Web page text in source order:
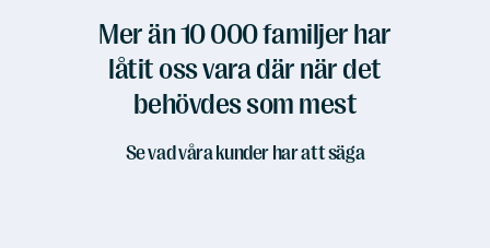
Mer än 10 000 familjer har
låtit oss vara där när det
behövdes som mest
Se vad våra kunder har att säga